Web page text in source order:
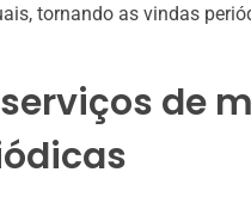
tornando as vindas
de